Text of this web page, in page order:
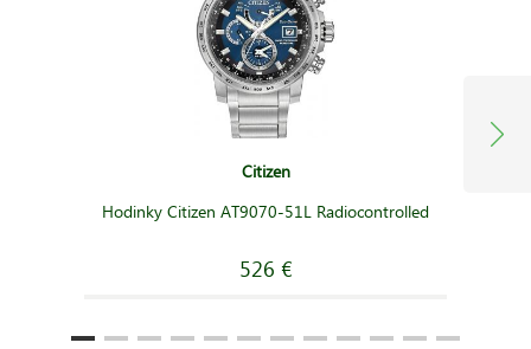
Citizen
Hodinky Citizen AT9070-51L Radiocontrolled
526 €